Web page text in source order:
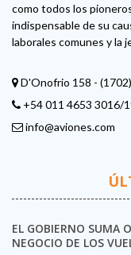
como todos los
indispensable de su
laborales comunes y la
D'Onofrio 158 -
+54 011 4653 3016/
info@aviones.com
EL GOBIERNO SUMA
NEGOCIO DE LOS